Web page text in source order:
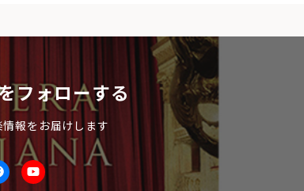
フォローする
報をお届けします
Youtube